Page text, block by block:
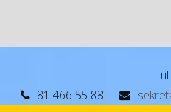
81 466 55 88